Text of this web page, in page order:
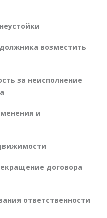
возместить
за неисполнение
и
договора
ответственности